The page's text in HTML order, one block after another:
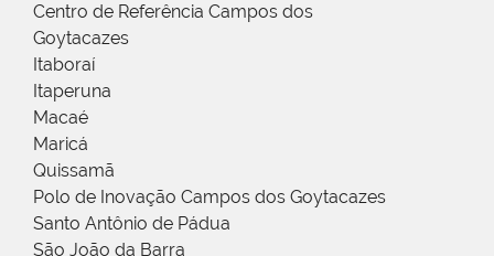
Centro de Referência Campos dos
Goytacazes
Itaboraí
Itaperuna
Macaé
Maricá
Quissamã
Polo de Inovação Campos dos Goytacazes
Santo Antônio de Pádua
São João da Barra